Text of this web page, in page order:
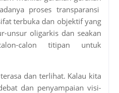
proses transparansi
terbuka dan objektif yang
unsur oligarkis dan seakan
calon titipan untuk
dan terlihat. Kalau kita
dan penyampaian visi-